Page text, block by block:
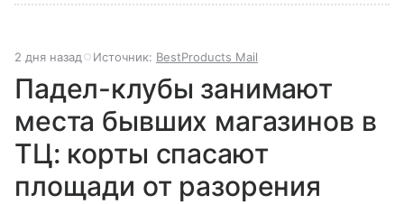
2 дня назад Источник: BestProducts Mail
Падел-клубы занимают
места бывших магазинов в
ТЦ: корты спасают
площади от разорения